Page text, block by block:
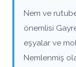
Nem ve
önemlisi
eşyalar ve
Nemlenmiş